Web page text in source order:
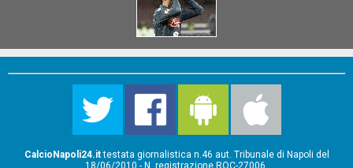
CalcioNapoli24.ittestata giornalistica n.46 aut. Tribunale di Napoli del
18/06/2010 - N. registrazione ROC-27006.